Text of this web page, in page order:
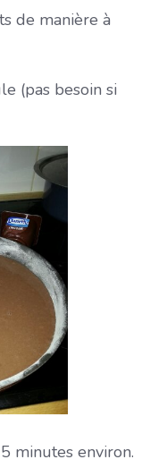
de manière à
(pas besoin si
minutes environ.